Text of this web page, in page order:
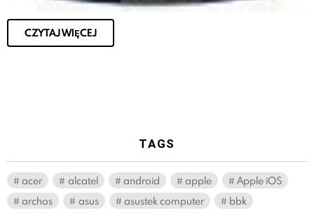
CZYTAJ WIĘCEJ
TAGS
acer alcatel android apple
Apple iOS
archos
asus asustek computer
bbk